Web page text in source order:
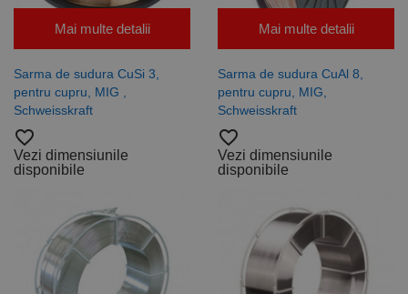
Mai multe detalii
Sarma de sudura CuSi 3,
pentru cupru, MIG ,
Schweisskraft
favorite_border
Vezi dimensiunile
disponibile
Mai multe detalii
Sarma de sudura CuAl 8,
pentru cupru, MIG,
Schweisskraft
favorite_border
Vezi dimensiunile
disponibile